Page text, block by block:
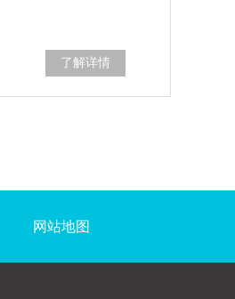
了解详情
网站地图